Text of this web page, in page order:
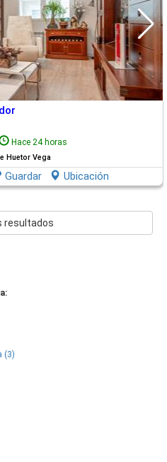
Hace 24 horas
Huetor Vega
Guardar Ubicación
resultados
(3)